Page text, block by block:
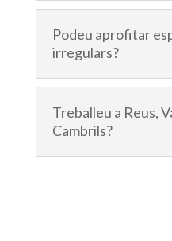
Podeu aprofitar
irregulars?
Treballeu a Reus,
Cambrils?